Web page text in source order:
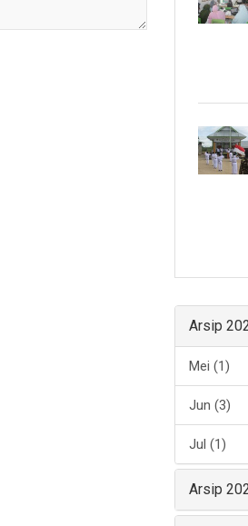
Arsip
Mei (1)
Jun (3)
Jul (1)
Arsip